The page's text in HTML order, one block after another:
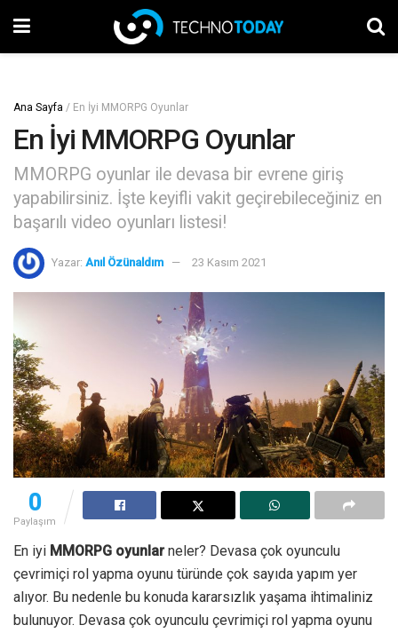
Ana Sayfa / En İyi MMORPG Oyunlar
En İyi MMORPG Oyunlar
MMORPG oyunlar ile devasa bir evrene giriş
yapabilirsiniz. İşte keyifli vakit geçirebileceğiniz en
başarılı video oyunları listesi!
Yazar: Anıl Özünaldım 23 Kasım 2021
0
Paylaşım
En iyi MMORPG oyunlarneler? Devasa çok oyunculu
çevrimiçi rol yapma oyunu türünde çok sayıda yapım yer
alıyor. Bu nedenle bu konuda kararsızlık yaşama ihtimaliniz
bulunuyor. Devasa çok oyunculu çevrimiçi rol yapma oyunu